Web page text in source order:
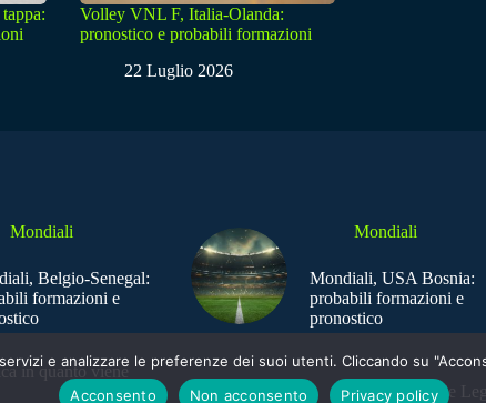
Volley VNL F, Italia-Olanda:
pronostico e probabili formazioni
22 Luglio 2026
Mondiali
Belgio-Senegal:
formazioni e
Mondiali
Mondiali, USA Bosnia:
probabili formazioni e
pronostico
in quanto viene
Sede
e analizzare le preferenze dei suoi utenti. Cliccando su
Acconsento
Non acconsento Privacy policy